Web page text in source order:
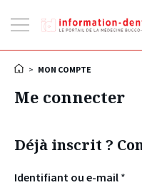
la
> MON COMPTE
Me connecter
Déjà inscrit ?
Identifiant ou e-mail *